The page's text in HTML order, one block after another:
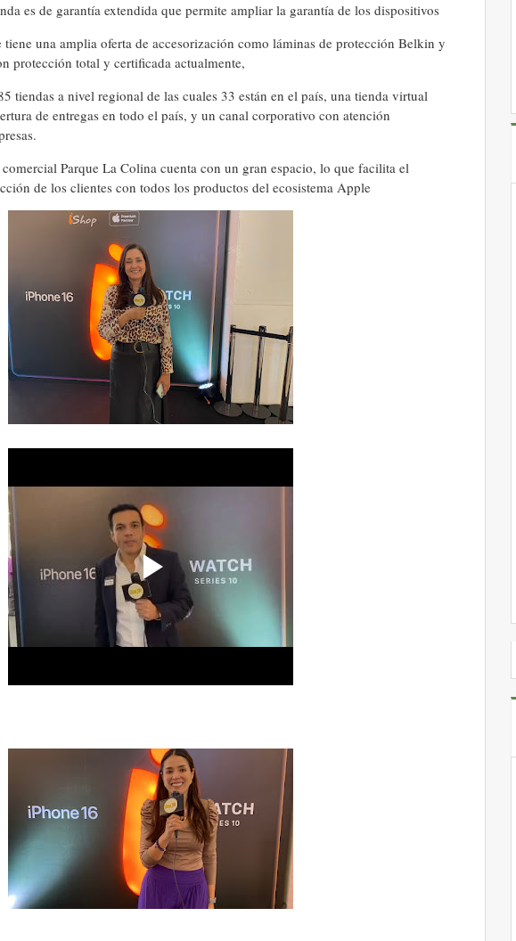
es de garantía extendida que permite ampliar la garantía de los dispositivos
tiene una amplia oferta de accesorización como láminas de protección Belkin y
protección total y certificada actualmente,
tiendas a nivel regional de las cuales 33 están en el país, una tienda virtual
de entregas en todo el país, y un canal corporativo con atención
Parque La Colina cuenta con un gran espacio, lo que facilita el
de los clientes con todos los productos del ecosistema Apple